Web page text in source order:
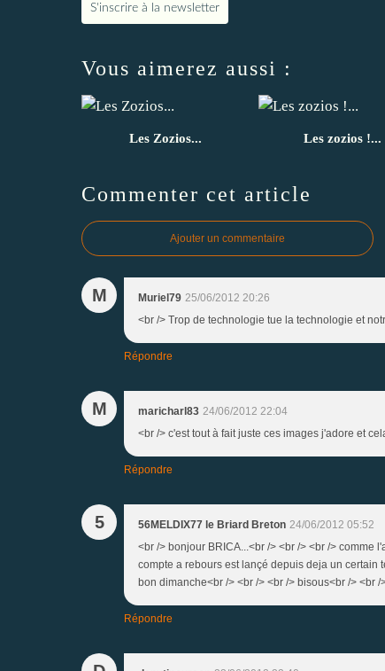
S'inscrire à la newsletter
Vous aimerez aussi :
Les Zozios... Les zozios !...
Commenter cet article
Ajouter un commentaire
M Muriel79 25/06/2012 20:26
<br /> Trop de technologie tue la technologie et
Répondre
M maricharl83 24/06/2012 22:04
<br /> c'est tout à fait juste ces images j'adore et
Répondre
5 56MELDIX77 le Briard Breton 24/06/2012 05:52
<br /> bonjour BRICA...<br /> <br /> <br /> comme
compte a rebours est lançé depuis deja un certain
bon dimanche<br /> <br /> <br /> bisous<br />
Répondre